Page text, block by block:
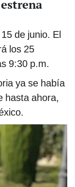
de junio. El
los 25
9:30 p.m.
ya se había
hasta ahora,